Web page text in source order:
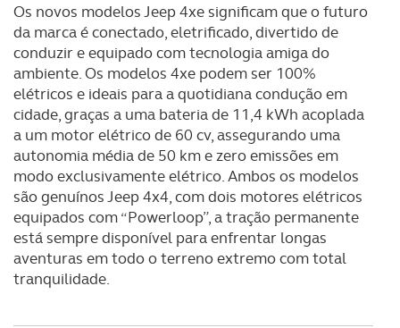
Os novos modelos Jeep 4xe significam que o futuro
da marca é conectado, eletrificado, divertido de
conduzir e equipado com tecnologia amiga do
ambiente. Os modelos 4xe podem ser 100%
elétricos e ideais para a quotidiana condução em
cidade, graças a uma bateria de 11,4 kWh acoplada
a um motor elétrico de 60 cv, assegurando uma
autonomia média de 50 km e zero emissões em
modo exclusivamente elétrico. Ambos os modelos
são genuínos Jeep 4x4, com dois motores elétricos
equipados com “Powerloop”, a tração permanente
está sempre disponível para enfrentar longas
aventuras em todo o terreno extremo com total
tranquilidade.